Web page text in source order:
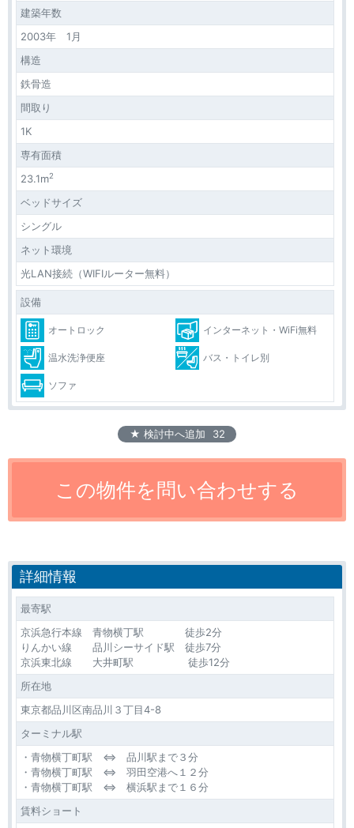
建築年数
2003年 1月
構造
鉄骨造
間取り
1K
専有面積
23.1m2
ベッドサイズ
シングル
ネット環境
光LAN接続（WIFIルーター無料）
設備
オートロック インターネット・WiFi無料
温水洗浄便座 バス・トイレ別
ソファ
★ 検討中へ追加 32
詳細情報
最寄駅
京浜急行本線 青物横丁駅 徒歩2分
りんかい線 品川シーサイド駅 徒歩7分
京浜東北線 大井町駅 徒歩12分
所在地
東京都品川区南品川３丁目4-8
ターミナル駅
・青物横丁町駅 ⇔ 品川駅まで３分
・青物横丁町駅 ⇔ 羽田空港へ１２分
・青物横丁町駅 ⇔ 横浜駅まで１６分
賃料ショート